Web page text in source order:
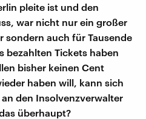
pleite ist und den
war nicht nur ein großer
sondern auch für Tausende
bezahlten Tickets haben
bisher keinen Cent
haben will, kann sich
den Insolvenzverwalter
überhaupt?